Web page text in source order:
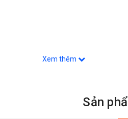
Xem thêm
Sản